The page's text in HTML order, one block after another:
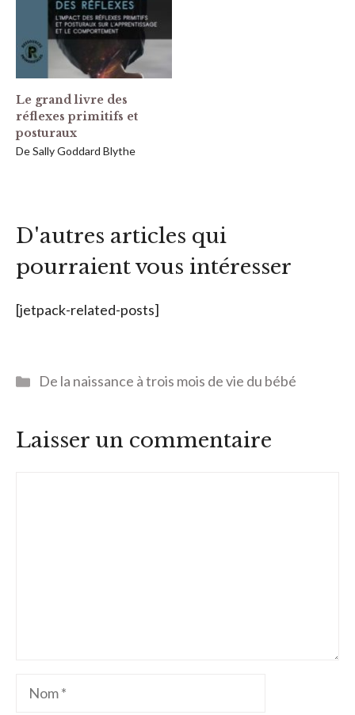
Le grand livre des
réflexes primitifs et
posturaux
De Sally Goddard Blythe
D'autres articles qui
pourraient vous intéresser
[jetpack-related-posts]
Catégories
De la naissance à trois mois de vie du bébé
Laisser un commentaire
Nom